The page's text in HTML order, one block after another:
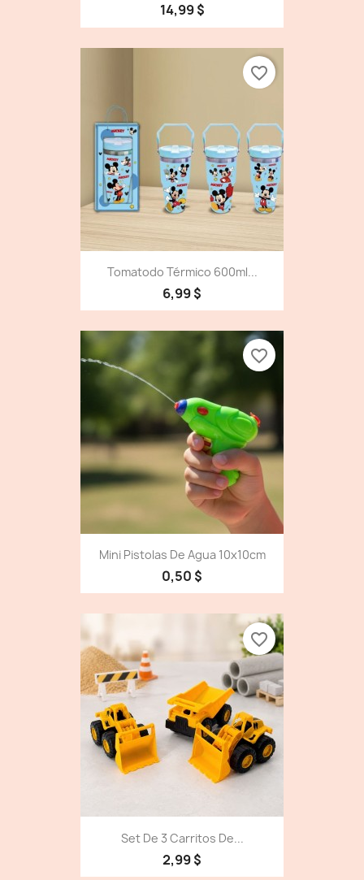
14,99 $
Tomatodo Térmico 600ml...
6,99 $
favorite_border
Mini Pistolas De Agua 10x10cm
0,50 $
favorite_border
Set De 3 Carritos De...
2,99 $
favorite_border